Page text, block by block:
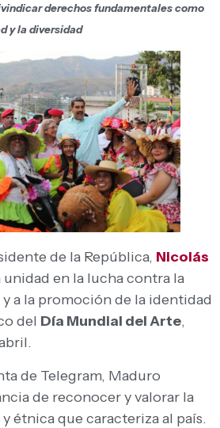
derechos fundamentales como
y la diversidad
de la República, Nicolás
unidad en la lucha contra la
y a la promoción de la identidad
del Día Mundial del Arte,
de Telegram, Maduro
de reconocer y valorar la
étnica que caracteriza al país.